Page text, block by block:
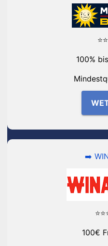
100%
➡️
100€